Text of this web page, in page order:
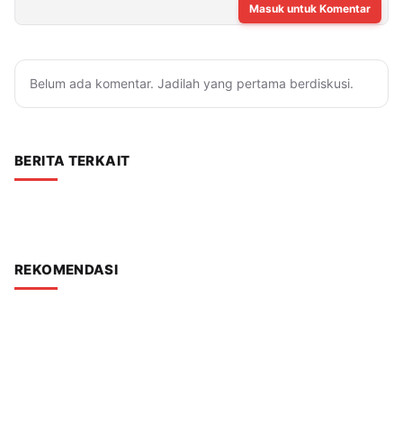
Masuk untuk Komentar
Belum ada komentar. Jadilah yang pertama berdiskusi.
BERITA TERKAIT
REKOMENDASI